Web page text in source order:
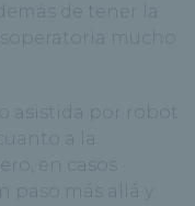
de tener la
mucho
asistida por robot
a la
en casos
paso más allá y